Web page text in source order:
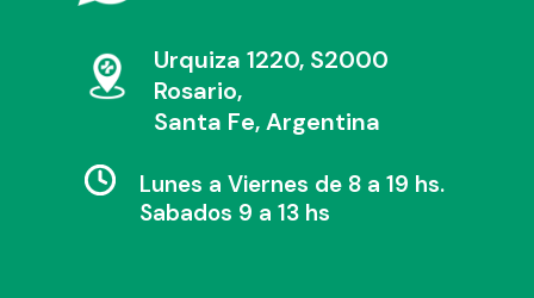
Urquiza 1220, S2000
Rosario,
Santa Fe, Argentina
Lunes a Viernes de 8 a 19 hs.
Sabados 9 a 13 hs